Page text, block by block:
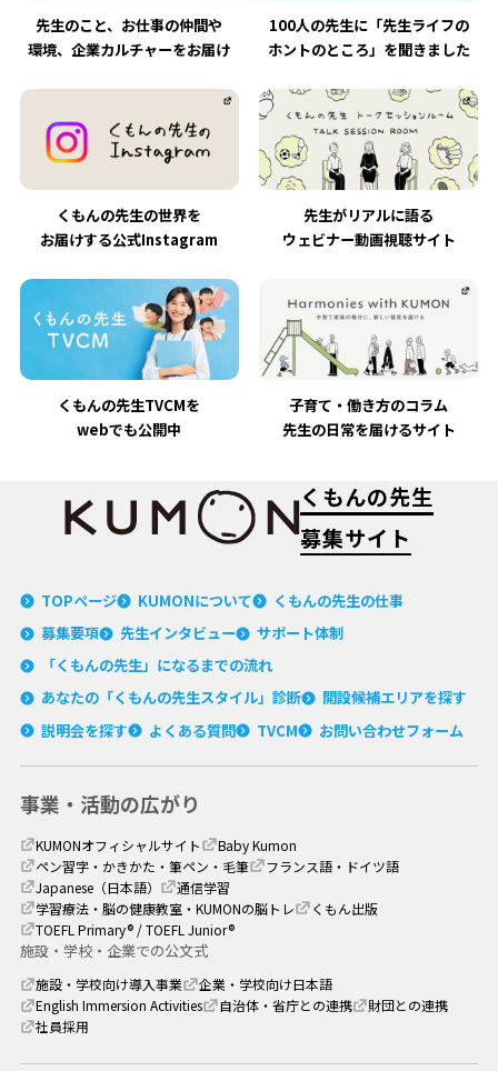
先生のこと、お仕事の仲間や
環境、企業カルチャーをお届け
100人の先生に「先生ライフの
ホントのところ」を聞きました
くもんの先生の世界を
お届けする公式Instagram
先生がリアルに語る
ウェビナー動画視聴サイト
くもんの先生TVCMを
webでも公開中
子育て・働き方のコラム
先生の日常を届けるサイト
くもんの先生
募集サイト
TOPページ KUMONについて
くもんの先生の仕事
募集要項
先生インタビュー
サポート体制
「くもんの先生」になるまでの流れ
あなたの「くもんの先生スタイル」診断
開設候補エリアを探す
説明会を探す
よくある質問 TVCM お問い合わせフォーム
事業・活動の広がり
KUMONオフィシャルサイト
Baby Kumon
ペン習字・かきかた・筆ペン・毛筆
フランス語・ドイツ語
Japanese（日本語）
通信学習
学習療法・脳の健康教室・KUMONの脳トレ
くもん出版
TOEFL Primary® / TOEFL Junior®
施設・学校・企業での公文式
施設・学校向け導入事業
企業・学校向け日本語
English Immersion Activities
自治体・省庁との連携
財団との連携
社員採用